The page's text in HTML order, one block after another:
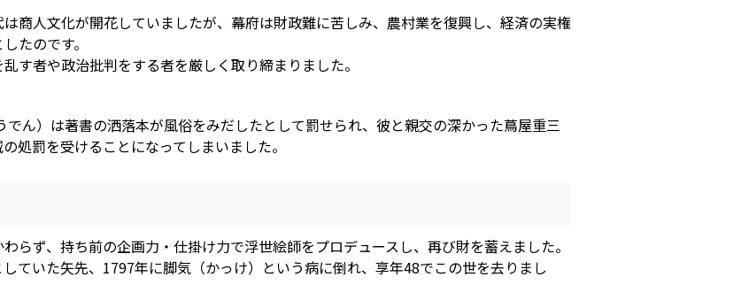
商人文化が開花していましたが、幕府は財政難に苦しみ、農村業を復興し、経済の実権
たのです。
す者や政治批判をする者を厳しく取り締まりました。
ん）は著書の洒落本が風俗をみだしたとして罰せられ、彼と親交の深かった蔦屋重三
処罰を受けることになってしまいました。
らず、持ち前の企画力・仕掛け力で浮世絵師をプロデュースし、再び財を蓄えました。
ていた矢先、1797年に脚気（かっけ）という病に倒れ、享年48でこの世を去りまし